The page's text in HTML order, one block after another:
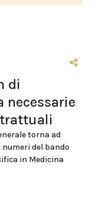
di
necessarie
torna ad
del bando
in Medicina